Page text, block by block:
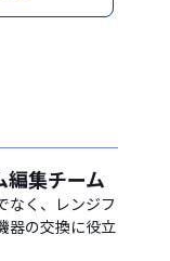
編集チーム
なく、レンジフ
器の交換に役立